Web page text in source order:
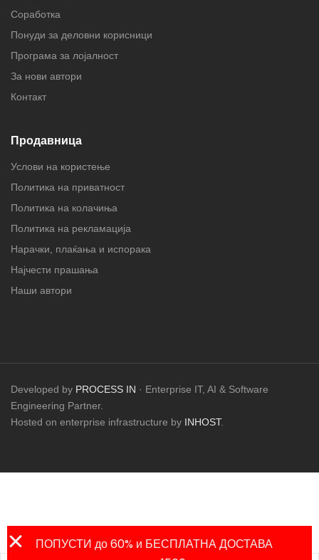
Соработка
Понуди за деловни корисници
Програма за лојалност
За нови автори
Контакт
Продавница
Услови на користење
Политика на приватност
Политика на колачиња
Политика на рекламација
Нарачки, плаќања и испорака
Најчести прашања
Наши автори
Developed by PROCESS IN · Enterprise IT, AI & Software
Engineering Partner.
Hosted on enterprise infrastructure by INHOST.
ПОПУСТИ до 60% и БЕСПЛАТНА ДОСТАВА